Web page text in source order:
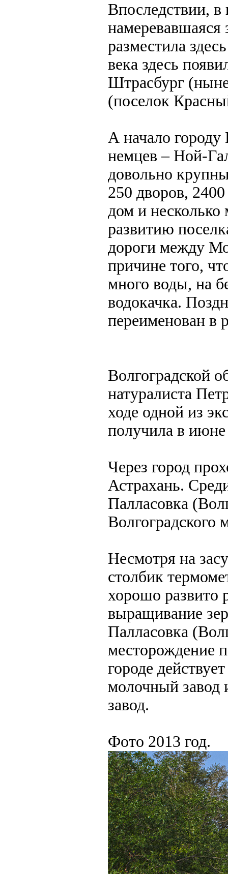
Впоследствии, в
намеревавшаяся
разместила
века здесь
Штрасбург
(поселок
А начало городу
немцев – Ной-
довольно
250 дворов,
дом и
развитию
дороги между
причине того,
много воды, на
водокачка.
переименован в
Волгоградской
натуралиста
ходе одной из
получила в июне
Через город
Астрахань.
Палласовка
Волгоградского
Несмотря на
столбик
хорошо развито
выращивание
Палласовка
месторождение
городе
молочный завод
завод.
Фото 2013 год.